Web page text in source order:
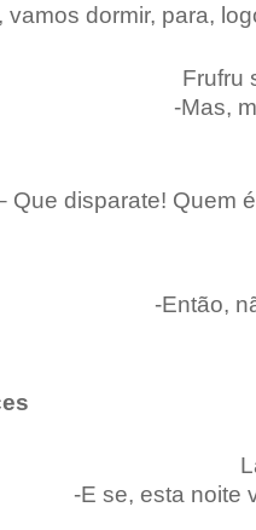
vamos dormir, para,
Frufru
-Mas,
Que disparate! Quem
-Então,
-E se, esta noite